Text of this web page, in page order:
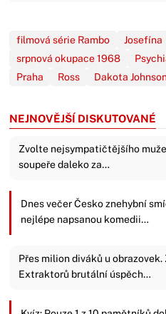
filmová série Rambo Josefína
srpnová okupace 1968
Praha
Ross Dakota
NEJNOVĚJŠÍ DISKUTOVANÉ
Zvolte nejsympatičtějšího
soupeře daleko za…
Dnes večer Česko znehybní
nejlépe napsanou komedii…
Přes milion diváků u obrazovek.
Extraktorů brutální úspěch…